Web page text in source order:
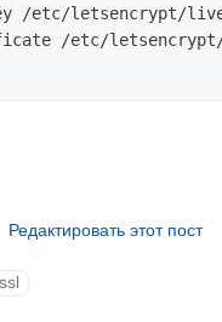
/etc/letsencrypt/
/etc/
Редактировать этот пост
ssl